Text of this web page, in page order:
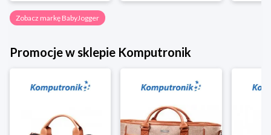
Zobacz markę BabyJogger
Promocje w sklepie Komputronik